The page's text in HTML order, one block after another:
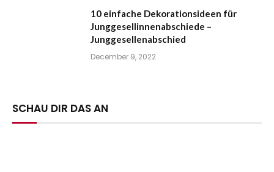
10 einfache Dekorationsideen für
Junggesellinnenabschiede –
Junggesellenabschied
December 9, 2022
SCHAU DIR DAS AN